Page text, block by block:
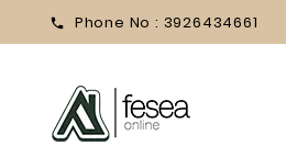
 Phone No : 3926434661